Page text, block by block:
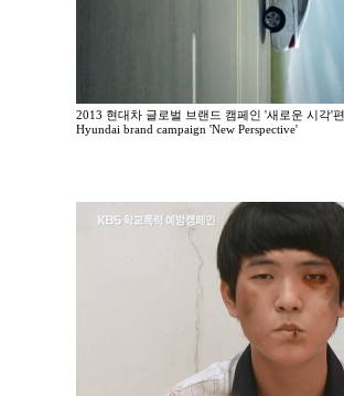
2013 현대차 글로벌 브랜드 캠페인 '새로운 시각'편
Hyundai brand campaign 'New Perspective'